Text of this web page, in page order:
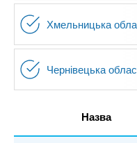
Хмельницька
Чернівецька
Назва